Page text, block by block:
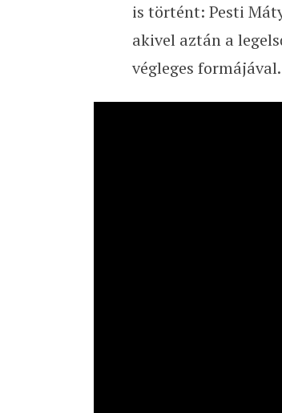
is történt: Pesti
akivel aztán a
végleges formájával.